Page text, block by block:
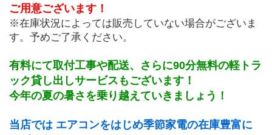
ご用意ございます！
※在庫状況によっては販売していない場合がございま
す。予めご了承ください。
有料にて取付工事や配送、さらに90分無料の軽トラ
ック貸し出しサービスもございます！
今年の夏の暑さを乗り越えていきましょう！
当店では エアコンをはじめ季節家電の在庫豊富に